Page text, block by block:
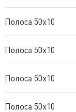
Полоса 50x10
Полоса 50x10
Полоса 50x10
Полоса 50x10